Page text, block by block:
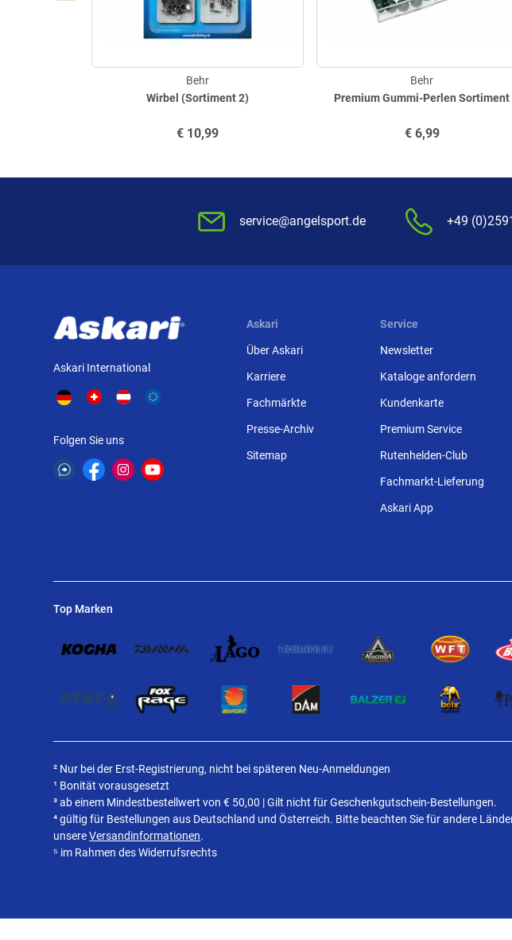
Wirbel (Sortiment 2)
Behr
€10,99
Premium Gummi-Perlen Sortiment
Behr
€6,99
service@angelsport.de +49
Askari International
Folgen Sie uns
Askari
Über Askari
Karriere
Fachmärkte
Presse-Archiv
Sitemap
Service
Newsletter
Kataloge anfordern
Kundenkarte
Premium Service
Rutenhelden-Club
Fachmarkt-Lieferung
Askari App
Top Marken
² Nur bei der Erst-Registrierung, nicht bei späteren Neu-Anmeldungen
¹ Bonität vorausgesetzt
³ ab einem Mindestbestellwert von€ 50,00 | Gilt nicht für Geschenkgutschein-Bestellungen.
⁴ gültig für Bestellungen aus Deutschland und Österreich. Bitte beachten Sie für andere
unsereVersandinformationen.
⁵ im Rahmen des Widerrufsrechts